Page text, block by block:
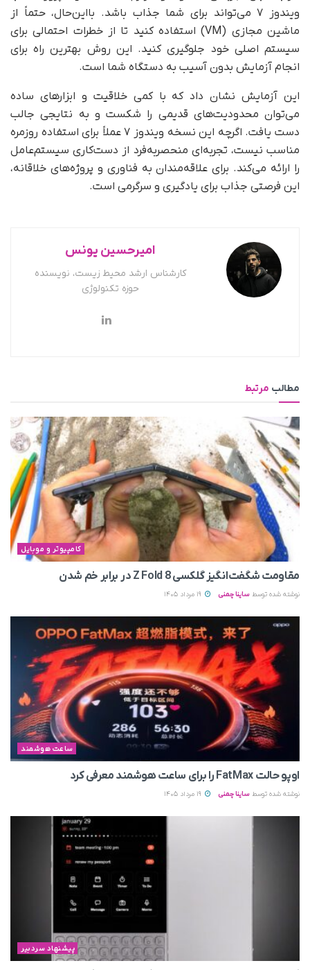
ویندوز ۷ می‌تواند برای شما جذاب باشد. با‌این‌حال، حتماً از
ماشین مجازی (VM) استفاده کنید تا از خطرات احتمالی برای
سیستم اصلی خود جلوگیری کنید. این روش بهترین راه برای
انجام آزمایش بدون آسیب به دستگاه شما است.
این آزمایش نشان داد که با کمی خلاقیت و ابزارهای ساده
می‌توان محدودیت‌های قدیمی را شکست و به نتایجی جالب
دست یافت. اگرچه این نسخه ویندوز ۷ عملاً برای استفاده روزمره
مناسب نیست، تجربه‌ای منحصربه‌فرد از دست‌کاری سیستم‌عامل
را ارائه می‌کند. برای علاقه‌مندان به فناوری و پروژه‌های خلاقانه،
این فرصتی جذاب برای یادگیری و سرگرمی است.
امیرحسین یونس
کارشناس ارشد محیط زیست، نویسنده
حوزه تکنولوژی
مطالب مرتبط
کامپیوتر و موبایل
مقاومت شگفت‌انگیز گلکسی Z Fold 8 در برابر خم شدن
نوشته شده توسط ساینا چمنی
ساعت هوشمند
اوپو حالت FatMax را برای ساعت هوشمند معرفی کرد
نوشته شده توسط ساینا چمنی
پیشنهاد سردبیر